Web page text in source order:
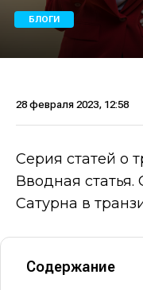
БЛОГИ
28 февраля 2023, 12:58
Серия статей о
Вводная
Сатурна в
Содержание